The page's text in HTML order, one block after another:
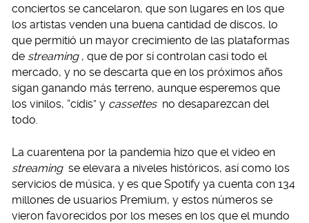
conciertos se cancelaron, que son lugares en los que
los artistas venden una buena cantidad de discos, lo
que permitió un mayor crecimiento de las plataformas
de streaming , que de por sí controlan casi todo el
mercado, y no se descarta que en los próximos años
sigan ganando más terreno, aunque esperemos que
los vinilos, “cidis” y cassettes no desaparezcan del
todo.
La cuarentena por la pandemia hizo que el video en
streaming se elevara a niveles históricos, así como los
servicios de música, y es que Spotify ya cuenta con 134
millones de usuarios Premium, y estos números se
vieron favorecidos por los meses en los que el mundo